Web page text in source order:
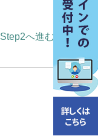
Step2へ進む